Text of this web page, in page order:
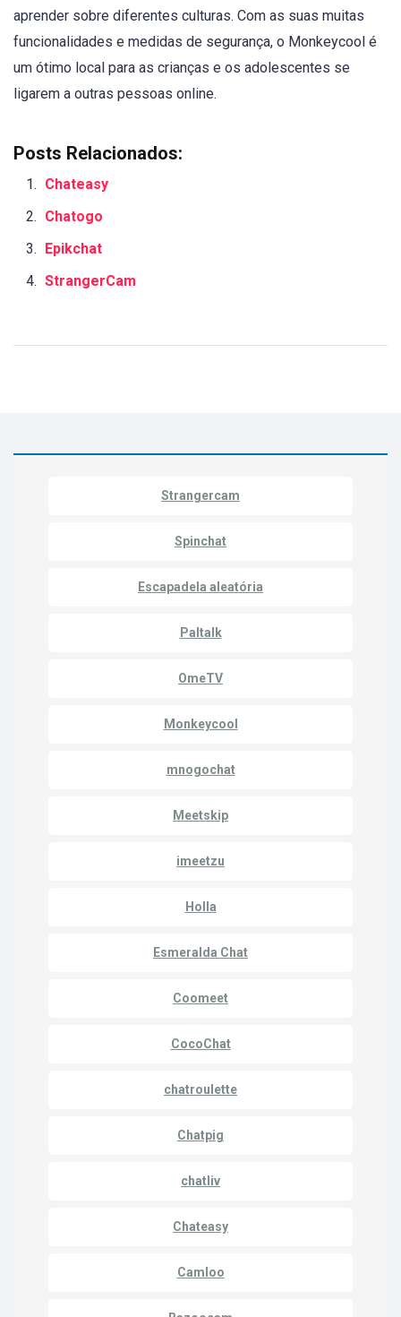
aprender sobre diferentes culturas. Com as suas muitas
funcionalidades e medidas de segurança, o Monkeycool é
um ótimo local para as crianças e os adolescentes se
ligarem a outras pessoas online.
Posts Relacionados:
Chateasy
Chatogo
Epikchat
StrangerCam
Strangercam
Spinchat
Escapadela aleatória
Paltalk
OmeTV
Monkeycool
mnogochat
Meetskip
imeetzu
Holla
Esmeralda Chat
Coomeet
CocoChat
chatroulette
Chatpig
chatliv
Chateasy
Camloo